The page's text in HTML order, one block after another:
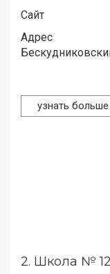
Сайт
Адрес
узнать больше
2. Школа №